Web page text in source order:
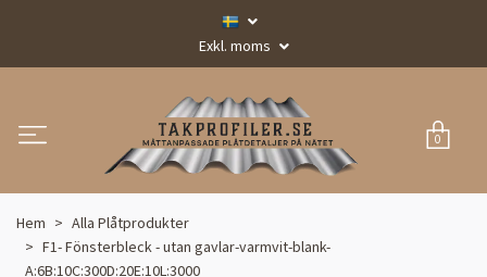
Exkl. moms
0
Hem
Alla Plåtprodukter
F1- Fönsterbleck - utan gavlar-varmvit-blank-
A:6B:10C:300D:20E:10L:3000